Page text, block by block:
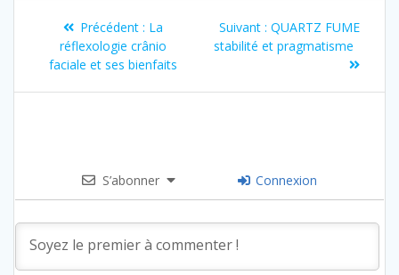
Précédent : La
réflexologie crânio
faciale et ses bienfaits
Suivant : QUARTZ FUME
stabilité et pragmatisme
S’abonner Connexion